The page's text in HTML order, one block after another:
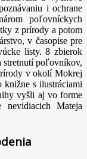
i ochrane
poľovníckych
z prírody a potom
v časopise pre
listy. 8 zbierok
stretnutí poľovníkov,
v okolí Mokrej
s ilustráciami
vyšli aj vo forme
Mateja